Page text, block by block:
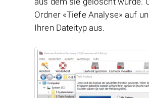
Ordner «Tiefe Analyse» auf
Ihren Dateityp aus.